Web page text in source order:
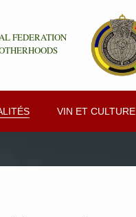
FEDERATION
VIN ET CULTURE